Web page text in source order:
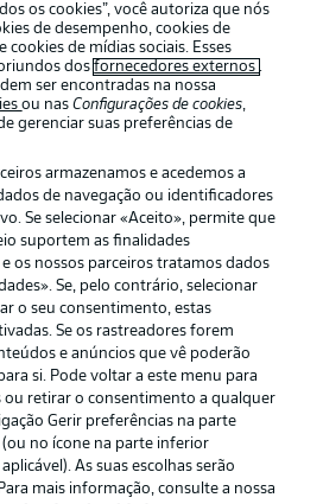
Avisos legais
Aviso de privacidade
Emissoras
Marca
Jogadores
os cookies”, você autoriza que nós
de desempenho, cookies de
cookies de mídias sociais. Esses
dosfornecedores externos .
ser encontradas na nossa
ou nasConfigurações de cookies,
gerenciar suas preferências de
armazenamos e acedemos a
de navegação ou identificadores
Se selecionar «Aceito», permite que
suportem as finalidades
os nossos parceiros tratamos dados
Se, pelo contrário, selecionar
o seu consentimento, estas
Se os rastreadores forem
e anúncios que vê poderão
si. Pode voltar a este menu para
ou retirar o consentimento a qualquer
Gerir preferências na parte
no ícone na parte inferior
As suas escolhas serão
mais informação, consulte a nossa